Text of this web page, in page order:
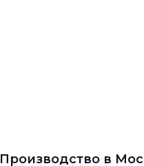
Производство в